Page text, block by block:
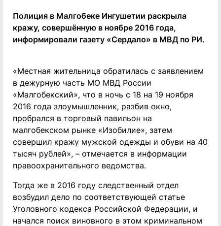
Полиция в Малгобеке Ингушетии раскрыла
кражу, совершённую в ноябре 2016 года,
информировали газету «Сердало» в МВД по РИ.
«Местная жительница обратилась с заявлением
в дежурную часть МО МВД России
«Малгобекский», что в ночь с 18 на 19 ноября
2016 года злоумышленник, разбив окно,
пробрался в торговый павильон на
малгобекском рынке «Изобилие», затем
совершил кражу мужской одежды и обуви на 40
тысяч рублей», – отмечается в информации
правоохранительного ведомства.
Тогда же в 2016 году следственный отдел
возбудил дело по соответствующей статье
Уголовного кодекса Российской Федерации, и
начался поиск виновного в этом криминальном